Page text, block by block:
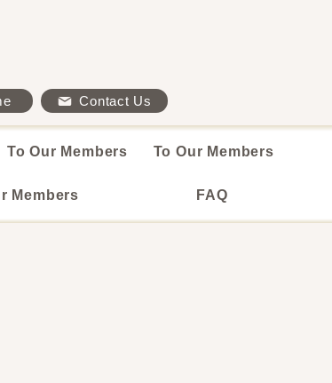
Contact Us
To Our Members To Our Members
Members FAQ